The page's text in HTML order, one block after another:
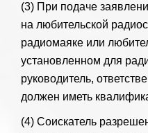
(3) При подаче
на любительской
радиомаяке или
установленном для
руководитель,
должен иметь
(4) Соискатель